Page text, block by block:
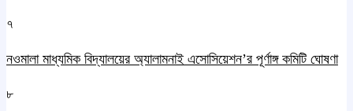
৭
নওমালা মাধ্যমিক বিদ্যালয়ের অ্যালামনাই এসোসিয়েশন’র পূর্ণাঙ্গ কমিটি ঘোষণা
৮